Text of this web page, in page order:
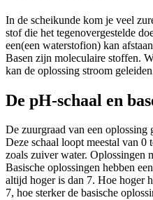
In de scheikunde kom je veel
stof die het tegenovergestelde
een(een waterstofion) kan
Basen zijn moleculaire stoffen.
kan de oplossing stroom
De pH-schaal en
De zuurgraad van een oplossing
Deze schaal loopt meestal van
zoals zuiver water. Oplossingen
Basische oplossingen hebben een
altijd hoger is dan 7. Hoe hoger
7, hoe sterker de basische